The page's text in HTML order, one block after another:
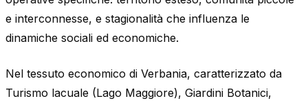
e interconnesse, e stagionalità che influenza le
dinamiche sociali ed economiche.
Nel tessuto economico di Verbania, caratterizzato da
Turismo lacuale (Lago Maggiore), Giardini Botanici,